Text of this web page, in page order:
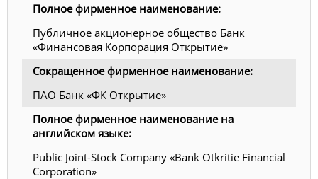
Полное фирменное наименование:
Публичное акционерное общество Банк
«Финансовая Корпорация Открытие»
Сокращенное фирменное наименование:
ПАО Банк «ФК Открытие»
Полное фирменное наименование на
английском языке:
Public Joint-Stock Company «Bank Otkritie Financial
Corporation»